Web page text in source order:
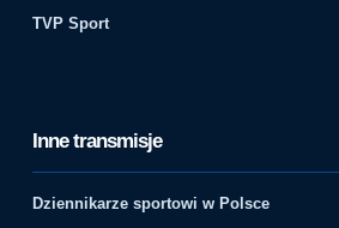
TVP Sport
Inne transmisje
Dziennikarze sportowi w Polsce